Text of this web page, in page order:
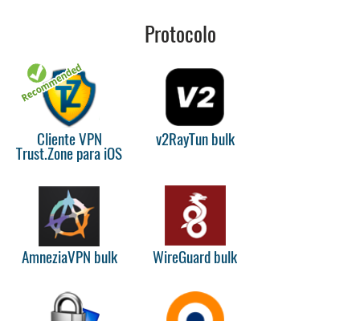
Protocolo
Cliente VPN
Trust.Zone para iOS
v2RayTun bulk
AmneziaVPN bulk WireGuard bulk